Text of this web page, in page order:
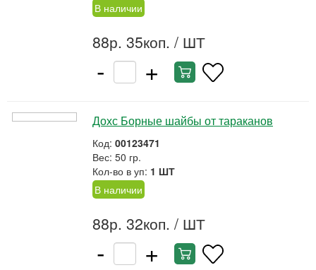
В наличии
88р. 35коп. / ШТ
- +
Дохс Борные шайбы от тараканов
Код: 00123471
Вес: 50 гр.
Кол-во в уп: 1 ШТ
В наличии
88р. 32коп. / ШТ
- +